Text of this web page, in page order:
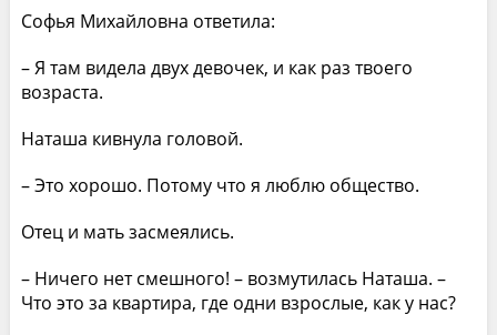
Софья Михайловна ответила:
– Я там видела двух девочек, и как раз твоего
возраста.
Наташа кивнула головой.
– Это хорошо. Потому что я люблю общество.
Отец и мать засмеялись.
– Ничего нет смешного! – возмутилась Наташа. –
Что это за квартира, где одни взрослые, как у нас?